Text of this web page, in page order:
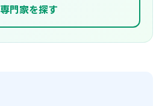
専門家を探す